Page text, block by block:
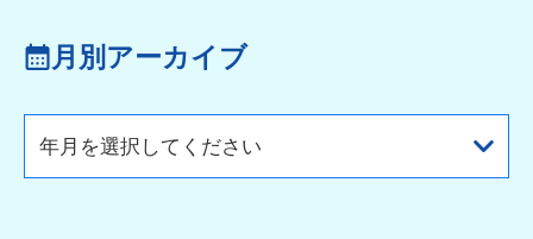
月別アーカイブ
年月を選択してください